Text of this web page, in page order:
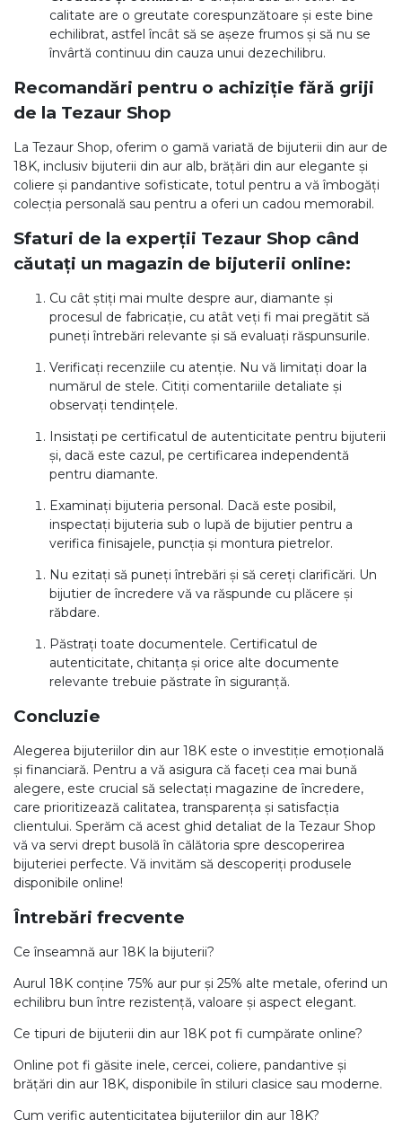
calitate are o greutate corespunzătoare și este bine
echilibrat, astfel încât să se așeze frumos și să nu se
învârtă continuu din cauza unui dezechilibru.
Recomandări pentru o achiziție fără griji
de la Tezaur Shop
La Tezaur Shop, oferim o gamă variată de bijuterii din aur de
18K, inclusiv bijuterii din aur alb, brățări din aur elegante și
coliere și pandantive sofisticate, totul pentru a vă îmbogăți
colecția personală sau pentru a oferi un cadou memorabil.
Sfaturi de la experții Tezaur Shop când
căutați un magazin de bijuterii online:
Cu cât știți mai multe despre aur, diamante și
procesul de fabricație, cu atât veți fi mai pregătit să
puneți întrebări relevante și să evaluați răspunsurile.
Verificați recenziile cu atenție. Nu vă limitați doar la
numărul de stele. Citiți comentariile detaliate și
observați tendințele.
Insistați pe certificatul de autenticitate pentru bijuterii
și, dacă este cazul, pe certificarea independentă
pentru diamante.
Examinați bijuteria personal. Dacă este posibil,
inspectați bijuteria sub o lupă de bijutier pentru a
verifica finisajele, puncția și montura pietrelor.
Nu ezitați să puneți întrebări și să cereți clarificări. Un
bijutier de încredere vă va răspunde cu plăcere și
răbdare.
Păstrați toate documentele. Certificatul de
autenticitate, chitanța și orice alte documente
relevante trebuie păstrate în siguranță.
Concluzie
Alegerea bijuteriilor din aur 18K este o investiție emoțională
și financiară. Pentru a vă asigura că faceți cea mai bună
alegere, este crucial să selectați magazine de încredere,
care prioritizează calitatea, transparența și satisfacția
clientului. Sperăm că acest ghid detaliat de la Tezaur Shop
vă va servi drept busolă în călătoria spre descoperirea
bijuteriei perfecte. Vă invităm să descoperiți produsele
disponibile online!
Întrebări frecvente
Ce înseamnă aur 18K la bijuterii?
Aurul 18K conține 75% aur pur și 25% alte metale, oferind un
echilibru bun între rezistență, valoare și aspect elegant.
Ce tipuri de bijuterii din aur 18K pot fi cumpărate online?
Online pot fi găsite inele, cercei, coliere, pandantive și
brățări din aur 18K, disponibile în stiluri clasice sau moderne.
Cum verific autenticitatea bijuteriilor din aur 18K?